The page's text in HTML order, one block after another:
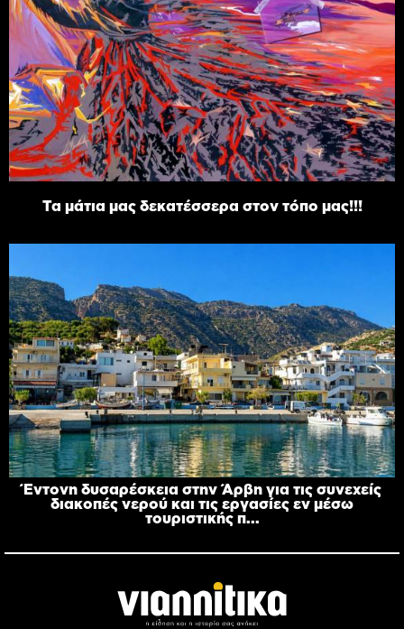
Τα μάτια μας δεκατέσσερα στον τόπο μας!!!
Έντονη δυσαρέσκεια στην Άρβη για τις συνεχείς
διακοπές νερού και τις εργασίες εν μέσω
τουριστικής π...